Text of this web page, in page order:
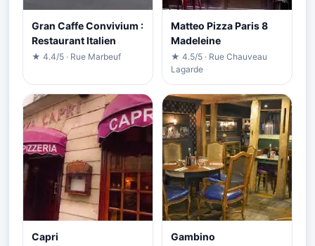
Gran Caffe Convivium :
Restaurant Italien
★ 4.4/5 · Rue Marbeuf
Matteo Pizza Paris 8
Madeleine
★ 4.5/5 · Rue Chauveau
Lagarde
Capri Gambino